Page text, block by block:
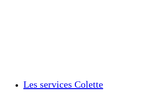
Les services Colette